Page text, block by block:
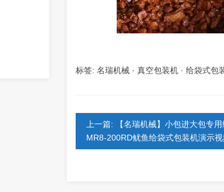
标签: 名瑞机械 · 真空包装机 · 给袋式包
上一篇: 【名瑞机械】小包进大包专用
MR8-200RD鱿鱼给袋式包装机演示